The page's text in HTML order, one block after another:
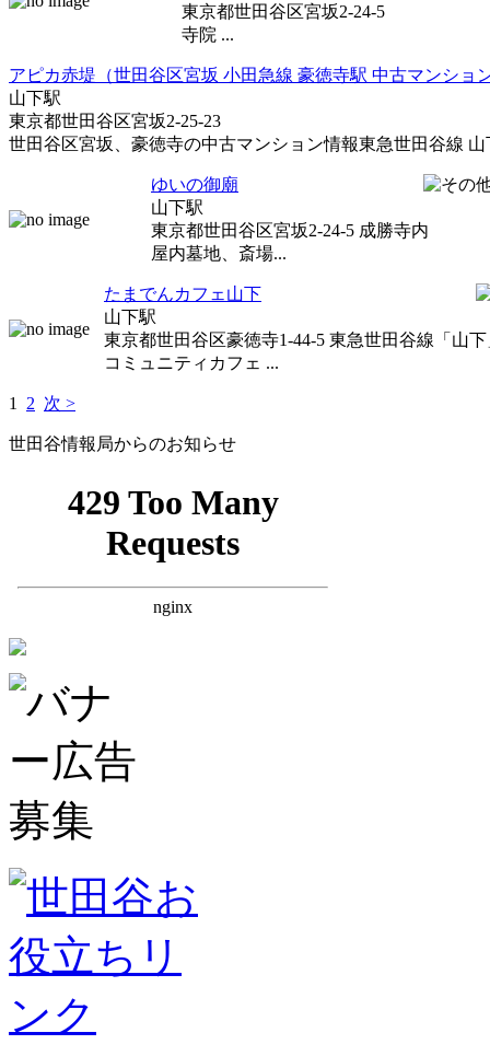
東京都世田谷区宮坂2-24-5
寺院 ...
アピカ赤堤（世田谷区宮坂 小田急線 豪徳寺駅 中古マンショ
山下駅
東京都世田谷区宮坂2-25-23
世田谷区宮坂、豪徳寺の中古マンション情報東急世田谷線 山
ゆいの御廟
山下駅
東京都世田谷区宮坂2-24-5 成勝寺内
屋内墓地、斎場...
たまでんカフェ山下
山下駅
東京都世田谷区豪徳寺1-44-5 東急世田谷線「山
コミュニティカフェ ...
1 2 次 >
世田谷情報局からのお知らせ